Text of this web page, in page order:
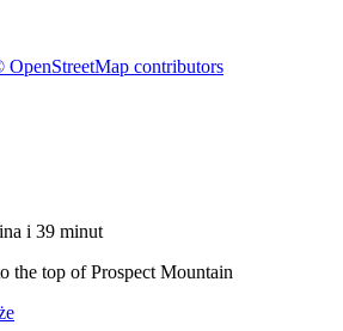
OpenStreetMap contributors
i 39 minut
the top of Prospect Mountain